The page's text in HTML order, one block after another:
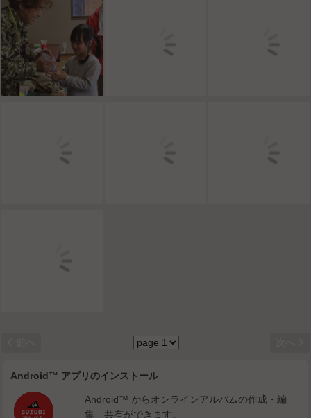
Android™ アプリのインストール
Android™ からオンラインアルバムの作成・編
集、共有ができます。